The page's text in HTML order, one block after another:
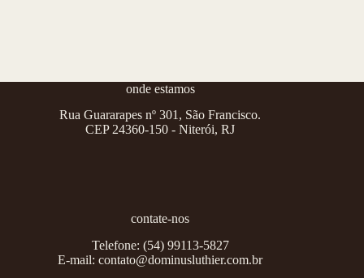
onde estamos
Rua Guararapes nº 301, São Francisco.
CEP 24360-150 - Niterói, RJ
contate-nos
Telefone: (54) 99113-5827
E-mail:contato@dominusluthier.com.br